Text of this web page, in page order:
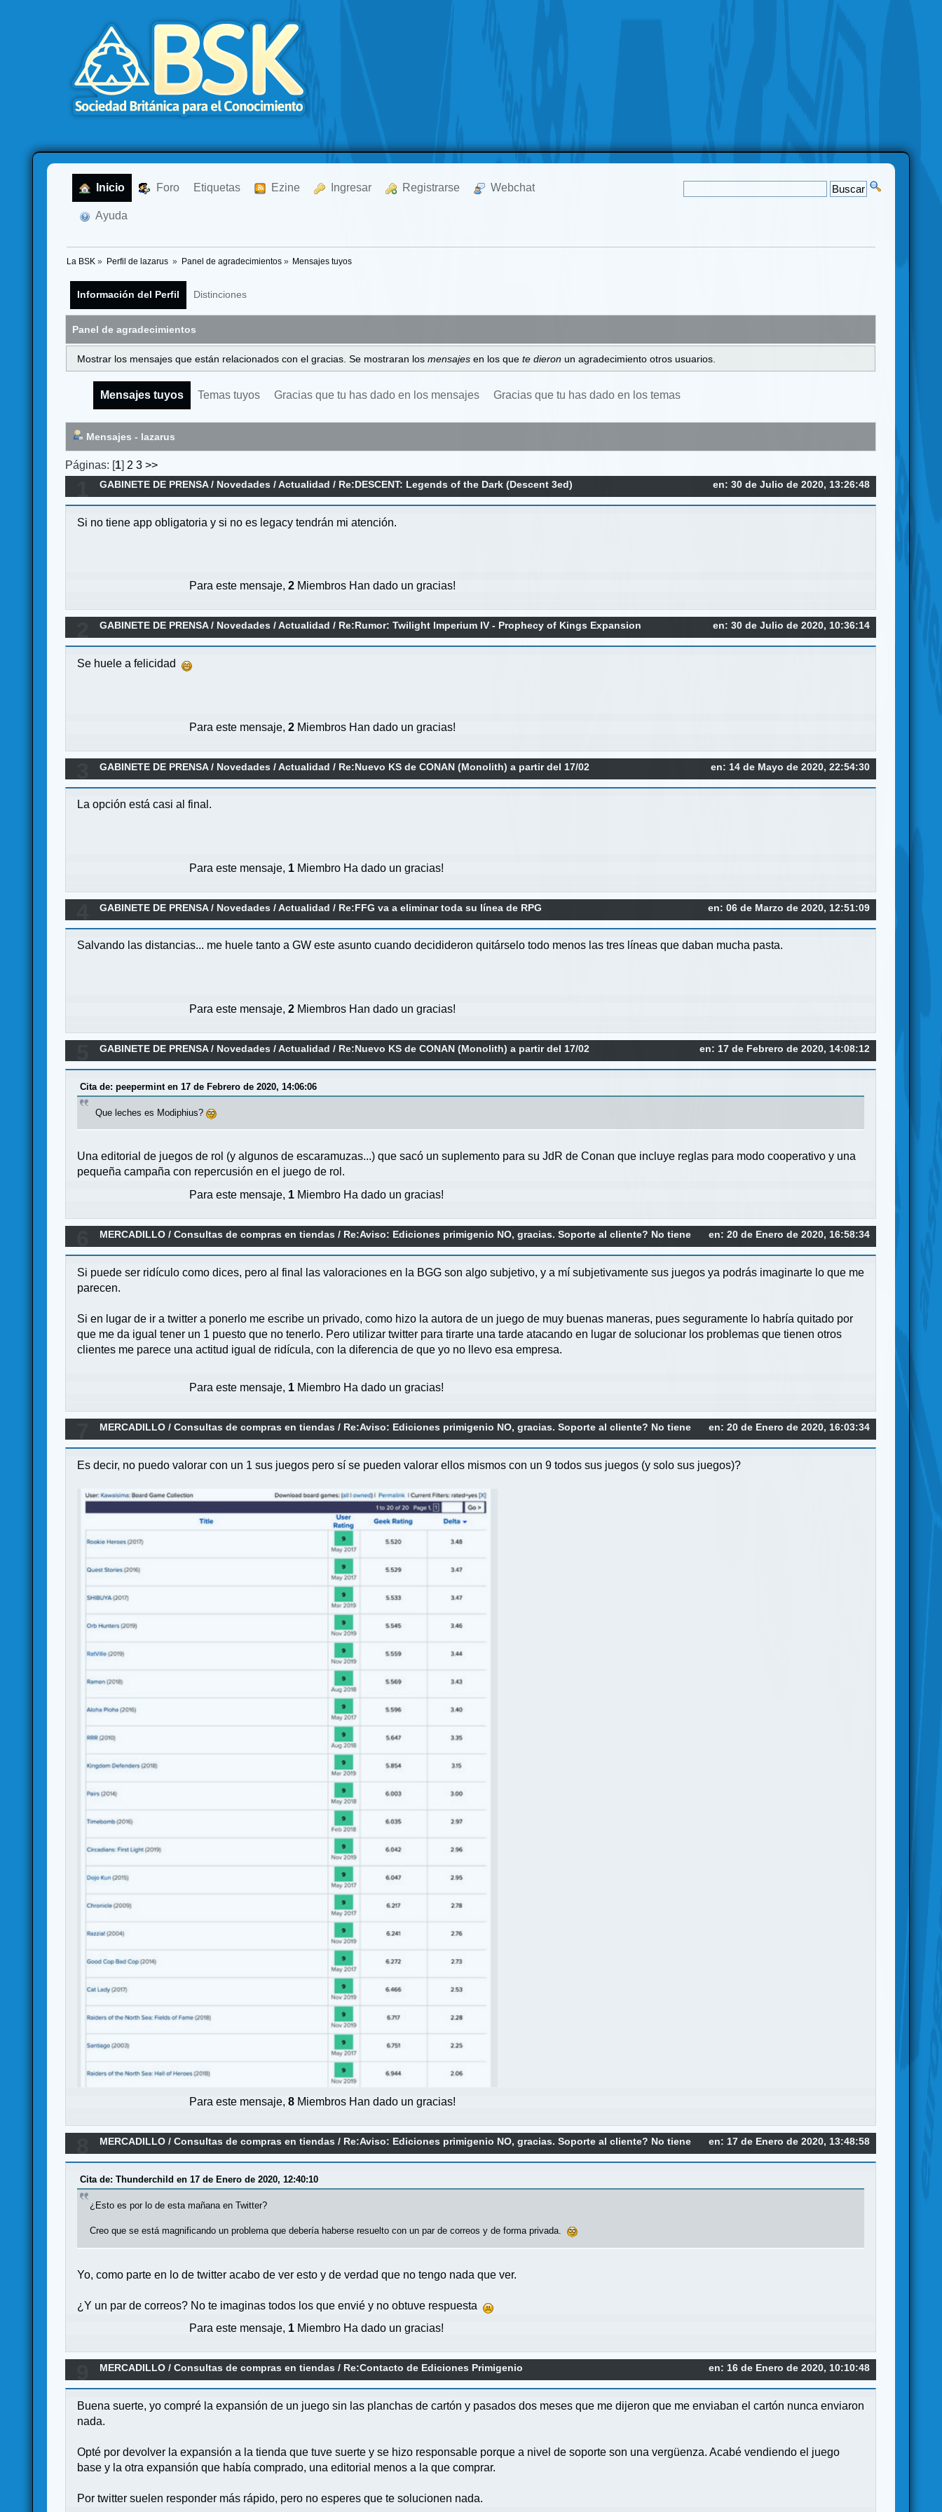
Inicio Foro Etiquetas Ezine Ingresar Registrarse Webchat
Ayuda
La BSK » Perfil de lazarus » Panel de agradecimientos» Mensajes tuyos
Información del Perfil Distinciones
Panel de agradecimientos
Mostrar los mensajes que están relacionados con el gracias. Se mostraran los mensajes en los que te dieron un agradecimiento otros usuarios.
Mensajes tuyos Temas tuyos Gracias que tu has dado en los mensajes Gracias que tu has dado en los temas
Mensajes - lazarus
Páginas: [1] 2 3 >>
en: 30 de Julio de 2020, 13:26:48
GABINETE DE PRENSA/ Novedades / Actualidad / Re:DESCENT: Legends of the Dark (Descent 3ed)
Si no tiene app obligatoria y si no es legacy tendrán mi atención.
Para este mensaje,2 Miembros Han dado un gracias!
en: 30 de Julio de 2020, 10:36:14
GABINETE DE PRENSA/ Novedades / Actualidad / Re:Rumor: Twilight Imperium IV - Prophecy of Kings Expansion
Se huele a felicidad
Para este mensaje,2 Miembros Han dado un gracias!
en: 14 de Mayo de 2020, 22:54:30
GABINETE DE PRENSA/ Novedades / Actualidad / Re:Nuevo KS de CONAN (Monolith) a partir del 17/02
La opción está casi al final.
Para este mensaje, 1 Miembro Ha dado un gracias!
en: 06 de Marzo de 2020, 12:51:09
GABINETE DE PRENSA/ Novedades / Actualidad / Re:FFG va a eliminar toda su línea de RPG
Salvando las distancias... me huele tanto a GW este asunto cuando decidideron quitárselo todo menos las tres líneas que daban mucha pasta.
Para este mensaje,2 Miembros Han dado un gracias!
en: 17 de Febrero de 2020, 14:08:12
GABINETE DE PRENSA/ Novedades / Actualidad / Re:Nuevo KS de CONAN (Monolith) a partir del 17/02
Cita de: peepermint en 17 de Febrero de 2020, 14:06:06
Que leches es Modiphius?
Una editorial de juegos de rol (y algunos de escaramuzas...) que sacó un suplemento para su JdR de Conan que incluye reglas para modo cooperativo y una
pequeña campaña con repercusión en el juego de rol.
Para este mensaje, 1 Miembro Ha dado un gracias!
en: 20 de Enero de 2020, 16:58:34
MERCADILLO /Consultas de compras en tiendas / Re:Aviso: Ediciones primigenio NO, gracias. Soporte al cliente? No tiene
Si puede ser ridículo como dices, pero al final las valoraciones en la BGG son algo subjetivo, y a mí subjetivamente sus juegos ya podrás imaginarte lo que me
parecen.
Si en lugar de ir a twitter a ponerlo me escribe un privado, como hizo la autora de un juego de muy buenas maneras, pues seguramente lo habría quitado por
que me da igual tener un 1 puesto que no tenerlo. Pero utilizar twitter para tirarte una tarde atacando en lugar de solucionar los problemas que tienen otros
clientes me parece una actitud igual de ridícula, con la diferencia de que yo no llevo esa empresa.
Para este mensaje, 1 Miembro Ha dado un gracias!
en: 20 de Enero de 2020, 16:03:34
MERCADILLO /Consultas de compras en tiendas / Re:Aviso: Ediciones primigenio NO, gracias. Soporte al cliente? No tiene
Es decir, no puedo valorar con un 1 sus juegos pero sí se pueden valorar ellos mismos con un 9 todos sus juegos (y solo sus juegos)?
Para este mensaje,8 Miembros Han dado un gracias!
en: 17 de Enero de 2020, 13:48:58
MERCADILLO /Consultas de compras en tiendas / Re:Aviso: Ediciones primigenio NO, gracias. Soporte al cliente? No tiene
Cita de: Thunderchild en 17 de Enero de 2020, 12:40:10
¿Esto es por lo de esta mañana en Twitter?
Creo que se está magnificando un problema que debería haberse resuelto con un par de correos y de forma privada.
Yo, como parte en lo de twitter acabo de ver esto y de verdad que no tengo nada que ver.
¿Y un par de correos? No te imaginas todos los que envié y no obtuve respuesta
Para este mensaje, 1 Miembro Ha dado un gracias!
en: 16 de Enero de 2020, 10:10:48
MERCADILLO /Consultas de compras en tiendas / Re:Contacto de Ediciones Primigenio
Buena suerte, yo compré la expansión de un juego sin las planchas de cartón y pasados dos meses que me dijeron que me enviaban el cartón nunca enviaron
nada.
Opté por devolver la expansión a la tienda que tuve suerte y se hizo responsable porque a nivel de soporte son una vergüenza. Acabé vendiendo el juego
base y la otra expansión que había comprado, una editorial menos a la que comprar.
Por twitter suelen responder más rápido, pero no esperes que te solucionen nada.